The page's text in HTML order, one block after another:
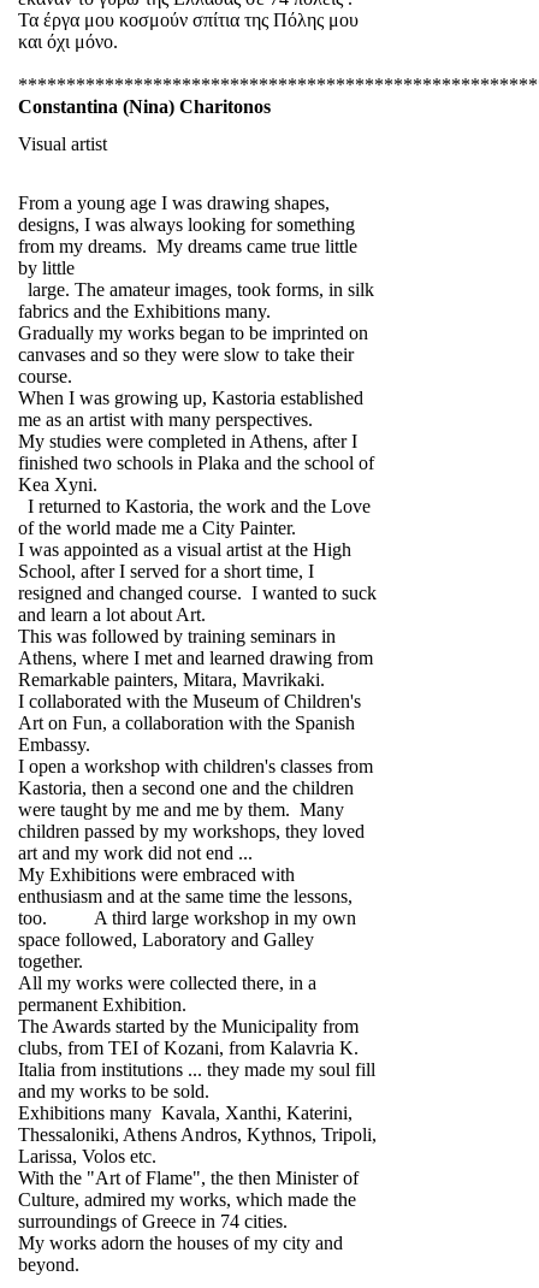
Τα έργα μου κοσμούν σπίτια της Πόλης μου
και όχι μόνο.
Constantina (Nina) Charitonos
Visual artist
From a young age I was drawing shapes,
designs, I was always looking for something
from my dreams. My dreams came true little
by little
large. The amateur images, took forms, in silk
fabrics and the Exhibitions many.
Gradually my works began to be imprinted on
canvases and so they were slow to take their
course.
When I was growing up, Kastoria established
me as an artist with many perspectives.
My studies were completed in Athens, after I
finished two schools in Plaka and the school of
Kea Xyni.
I returned to Kastoria, the work and the Love
of the world made me a City Painter.
I was appointed as a visual artist at the High
School, after I served for a short time, I
resigned and changed course. I wanted to suck
and learn a lot about Art.
This was followed by training seminars in
Athens, where I met and learned drawing from
Remarkable painters, Mitara, Mavrikaki.
I collaborated with the Museum of Children's
Art on Fun, a collaboration with the Spanish
Embassy.
I open a workshop with children's classes from
Kastoria, then a second one and the children
were taught by me and me by them. Many
children passed by my workshops, they loved
art and my work did not end ...
My Exhibitions were embraced with
enthusiasm and at the same time the lessons,
too. A third large workshop in my own
space followed, Laboratory and Galley
together.
All my works were collected there, in a
permanent Exhibition.
The Awards started by the Municipality from
clubs, from TEI of Kozani, from Kalavria K.
Italia from institutions ... they made my soul fill
and my works to be sold.
Exhibitions many Kavala, Xanthi, Katerini,
Thessaloniki, Athens Andros, Kythnos, Tripoli,
Larissa, Volos etc.
With the "Art of Flame", the then Minister of
Culture, admired my works, which made the
surroundings of Greece in 74 cities.
My works adorn the houses of my city and
beyond.